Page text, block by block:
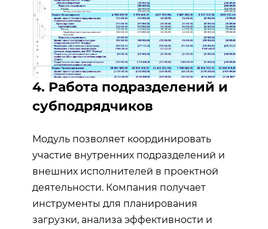
4. Работа подразделений и
субподрядчиков
Модуль позволяет координировать
участие внутренних подразделений и
внешних исполнителей в проектной
деятельности. Компания получает
инструменты для планирования
загрузки, анализа эффективности и